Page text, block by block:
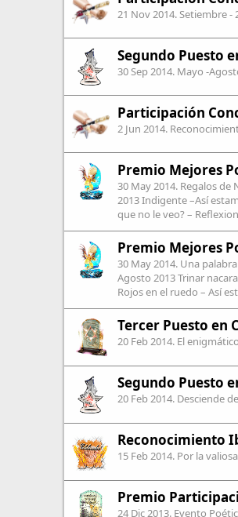
21 Nov 2014. Setiembre -
Segundo Puesto
30 Sep 2014. Mayo -
Participación
2 Jun 2014.
Premio Mejores
30 May 2014. Regalos de
2013 Indigente –Así
que no le veo? –
Premio Mejores
30 May 2014. Una
Agosto 2013 Trinar
Rojos en el ruedo – Así
Tercer Puesto en
20 Feb 2014. El
Segundo Puesto
20 Feb 2014. Desciende
Reconocimiento
15 Feb 2014. Por la
Premio
24 Dic 2013. Evento